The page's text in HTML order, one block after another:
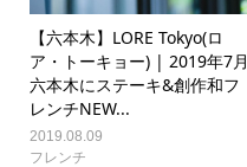
【六本木】LORE Tokyo(ロ
ア・トーキョー) | 2019年7月
六本木にステーキ&創作和フ
レンチNEW...
2019.08.09
フレンチ